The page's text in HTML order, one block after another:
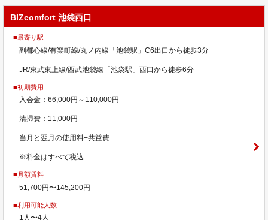
BIZcomfort 池袋西口
■最寄り駅
副都心線/有楽町線/丸ノ内線「池袋駅」C6出口から徒歩3分
JR/東武東上線/西武池袋線「池袋駅」西口から徒歩6分
■初期費用
入会金：66,000円～110,000円
清掃費：11,000円
当月と翌月の使用料+共益費
※料金はすべて税込
■月額賃料
51,700円〜145,200円
■利用可能人数
1人〜4人